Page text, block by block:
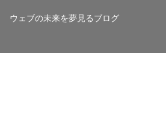
ウェブの未来を夢見るブログ